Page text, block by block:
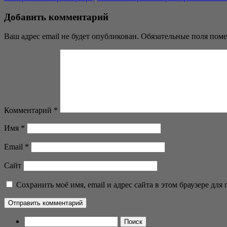
Добавить комментарий
Ваш адрес email не будет опубликован. Обязательные поля
Комментарий *
Имя *
Email *
Сайт
Сохранить моё имя, email и адрес сайта в этом браузере